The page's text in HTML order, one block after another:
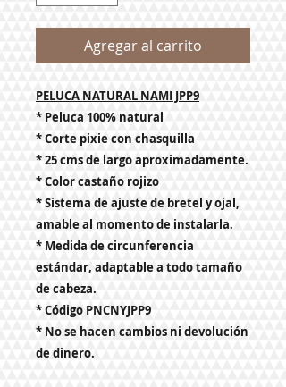
Agregar al carrito
PELUCA NATURAL NAMI JPP9
* Peluca 100% natural
* Corte pixie con chasquilla
* 25 cms de largo aproximadamente.
* Color castaño rojizo
* Sistema de ajuste de bretel y ojal,
amable al momento de instalarla.
* Medida de circunferencia
estándar, adaptable a todo tamaño
de cabeza.
* Código PNCNYJPP9
* No se hacen cambios ni devolución
de dinero.